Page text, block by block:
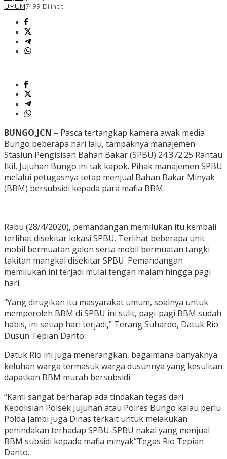
UMUM7499 Dilihat
BUNGO,JCN – Pasca tertangkap kamera awak media
Bungo beberapa hari lalu, tampaknya manajemen
Stasiun Pengisisan Bahan Bakar (SPBU) 24.372.25 Rantau
Ikil, Jujuhan Bungo ini tak kapok. Pihak manajemen SPBU
melalui petugasnya tetap menjual Bahan Bakar Minyak
(BBM) bersubsidi kepada para mafia BBM.
Rabu (28/4/2020), pemandangan memilukan itu kembali
terlihat disekitar lokasi SPBU. Terlihat beberapa unit
mobil bermuatan galon serta mobil bermuatan tangki
takitan mangkal disekitar SPBU. Pemandangan
memilukan ini terjadi mulai tengah malam hingga pagi
hari.
“Yang dirugikan itu masyarakat umum, soalnya untuk
memperoleh BBM di SPBU ini sulit, pagi-pagi BBM sudah
habis, ini setiap hari terjadi,” Terang Suhardo, Datuk Rio
Dusun Tepian Danto.
Datuk Rio ini juga menerangkan, bagaimana banyaknya
keluhan warga termasuk warga dusunnya yang kesulitan
dapatkan BBM murah bersubsidi.
“Kami sangat berharap ada tindakan tegas dari
Kepolisian Polsek Jujuhan atau Polres Bungo kalau perlu
Polda Jambi juga Dinas terkait untuk melakukan
penindakan terhadap SPBU-SPBU nakal yang menjual
BBM subsidi kepada mafia minyak”Tegas Rio Tepian
Danto.